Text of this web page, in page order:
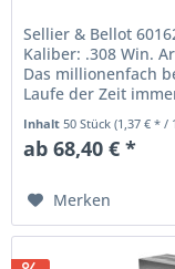
Sellier & Bellot
Kaliber: .308 Win.
Das millionenfach
Laufe der Zeit
Inhalt50 Stück(1,37 € * /
ab 68,40 € *
Merken